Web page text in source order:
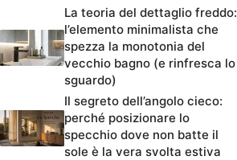
La teoria del dettaglio freddo:
l’elemento minimalista che
spezza la monotonia del
vecchio bagno (e rinfresca lo
sguardo)
Il segreto dell’angolo cieco:
perché posizionare lo
specchio dove non batte il
sole è la vera svolta estiva